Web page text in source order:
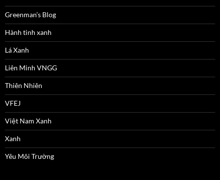
Greenman’s Blog
Hành tinh xanh
Lá Xanh
Liên Minh VNGG
Thiên Nhiên
VFEJ
Việt Nam Xanh
Xanh
Yêu Môi Trường